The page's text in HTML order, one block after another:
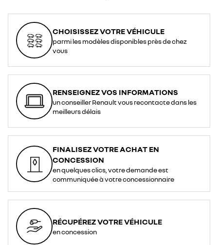
CHOISISSEZ VOTRE VÉHICULE
parmi les modèles disponibles près de chez
vous
RENSEIGNEZ VOS INFORMATIONS
un conseiller Renault vous recontacte dans les
meilleurs délais
FINALISEZ VOTRE ACHAT EN
CONCESSION
en quelques clics, votre demande est
communiquée à votre concessionnaire
RÉCUPÉREZ VOTRE VÉHICULE
en concession